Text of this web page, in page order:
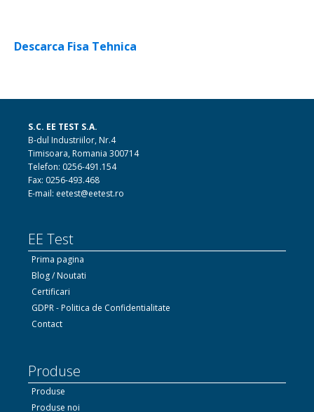
Descarca Fisa Tehnica
S.C. EE TEST S.A.
B-dul Industriilor, Nr.4
Timisoara, Romania 300714
Telefon: 0256-491.154
Fax: 0256-493.468
E-mail: eetest@eetest.ro
EE Test
Prima pagina
Blog / Noutati
Certificari
GDPR - Politica de Confidentialitate
Contact
Produse
Produse
Produse noi